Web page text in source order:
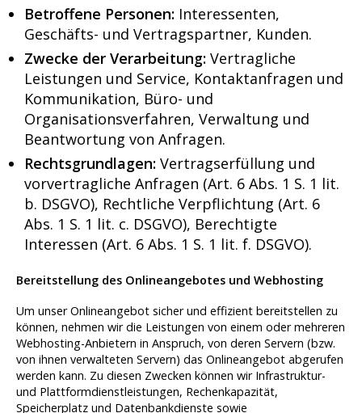
Betroffene Personen: Interessenten,
Geschäfts- und Vertragspartner, Kunden.
Zwecke der Verarbeitung: Vertragliche
Leistungen und Service, Kontaktanfragen und
Kommunikation, Büro- und
Organisationsverfahren, Verwaltung und
Beantwortung von Anfragen.
Rechtsgrundlagen: Vertragserfüllung und
vorvertragliche Anfragen (Art. 6 Abs. 1 S. 1 lit.
b. DSGVO), Rechtliche Verpflichtung (Art. 6
Abs. 1 S. 1 lit. c. DSGVO), Berechtigte
Interessen (Art. 6 Abs. 1 S. 1 lit. f. DSGVO).
Bereitstellung des Onlineangebotes und Webhosting
Um unser Onlineangebot sicher und effizient bereitstellen zu
können, nehmen wir die Leistungen von einem oder mehreren
Webhosting-Anbietern in Anspruch, von deren Servern (bzw.
von ihnen verwalteten Servern) das Onlineangebot abgerufen
werden kann. Zu diesen Zwecken können wir Infrastruktur-
und Plattformdienstleistungen, Rechenkapazität,
Speicherplatz und Datenbankdienste sowie